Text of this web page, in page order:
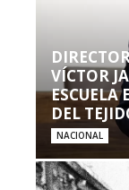
VÍCTOR
ESCUELA
DEL
NACIONAL